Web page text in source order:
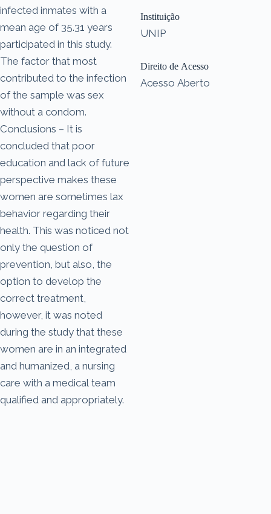
infected inmates with a
mean age of 35.31 years
participated in this study.
The factor that most
contributed to the infection
of the sample was sex
without a condom.
Conclusions – It is
concluded that poor
education and lack of future
perspective makes these
women are sometimes lax
behavior regarding their
health. This was noticed not
only the question of
prevention, but also, the
option to develop the
correct treatment,
however, it was noted
during the study that these
women are in an integrated
and humanized, a nursing
care with a medical team
qualified and appropriately.
Instituição
UNIP
Direito de Acesso
Acesso Aberto